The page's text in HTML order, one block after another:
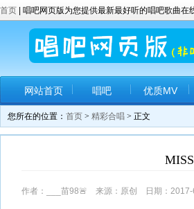
首页 | 唱吧网页版为您提供最新最好听的唱吧歌曲在
网站首页 唱吧 优质MV
您所在的位置： 首页 > 精彩合唱 > 正文
作者：___苗98🚨 来源：原创 日期：2017-